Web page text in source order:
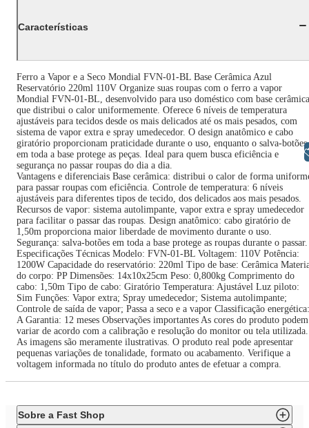
Características
Ferro a Vapor e a Seco Mondial FVN-01-BL Base Cerâmica Azul
Reservatório 220ml 110V Organize suas roupas com o ferro a vapor
Mondial FVN-01-BL, desenvolvido para uso doméstico com base cerâmica
que distribui o calor uniformemente. Oferece 6 níveis de temperatura
ajustáveis para tecidos desde os mais delicados até os mais pesados, com
sistema de vapor extra e spray umedecedor. O design anatômico e cabo
giratório proporcionam praticidade durante o uso, enquanto o salva-botões
em toda a base protege as peças. Ideal para quem busca eficiência e
segurança no passar roupas do dia a dia.
Vantagens e diferenciais Base cerâmica: distribui o calor de forma
para passar roupas com eficiência. Controle de temperatura: 6 níveis
ajustáveis para diferentes tipos de tecido, dos delicados aos mais pesados.
Recursos de vapor: sistema autolimpante, vapor extra e spray umedecedor
para facilitar o passar das roupas. Design anatômico: cabo giratório de
1,50m proporciona maior liberdade de movimento durante o uso.
Segurança: salva-botões em toda a base protege as roupas durante o passar.
Especificações Técnicas Modelo: FVN-01-BL Voltagem: 110V Potência:
1200W Capacidade do reservatório: 220ml Tipo de base: Cerâmica
do corpo: PP Dimensões: 14x10x25cm Peso: 0,800kg Comprimento do
cabo: 1,50m Tipo de cabo: Giratório Temperatura: Ajustável Luz piloto:
Sim Funções: Vapor extra; Spray umedecedor; Sistema autolimpante;
Controle de saída de vapor; Passa a seco e a vapor Classificação energética:
A Garantia: 12 meses Observações importantes As cores do produto podem
variar de acordo com a calibração e resolução do monitor ou tela utilizada.
As imagens são meramente ilustrativas. O produto real pode apresentar
pequenas variações de tonalidade, formato ou acabamento. Verifique a
voltagem informada no título do produto antes de efetuar a compra.
Sobre a Fast Shop
Libras